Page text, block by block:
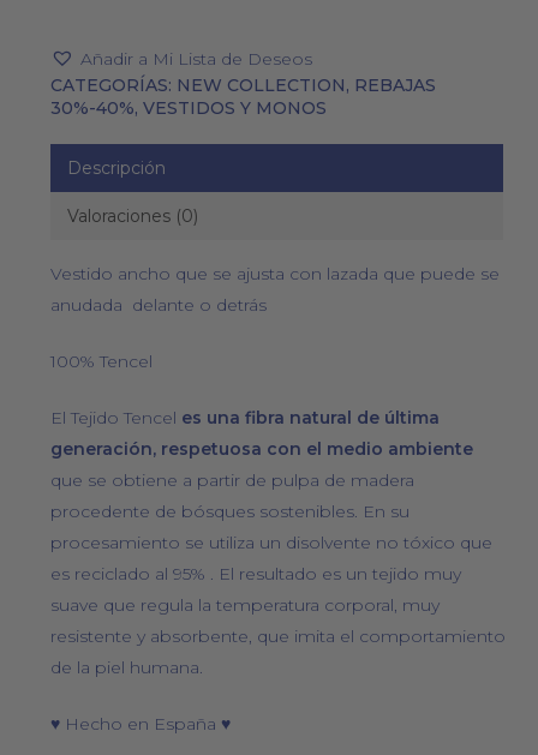
Añadir a Mi Lista de Deseos
CATEGORÍAS: NEW COLLECTION, REBAJAS
30%-40%, VESTIDOS Y MONOS
Descripción
Valoraciones (0)
Vestido ancho que se ajusta con lazada que puede se
anudada delante o detrás
100% Tencel
El Tejido Tencel es una fibra natural de última
generación, respetuosa con el medio ambiente
que se obtiene a partir de pulpa de madera
procedente de bósques sostenibles. En su
procesamiento se utiliza un disolvente no tóxico que
es reciclado al 95% . El resultado es un tejido muy
suave que regula la temperatura corporal, muy
resistente y absorbente, que imita el comportamiento
de la piel humana.
♥ Hecho en España ♥